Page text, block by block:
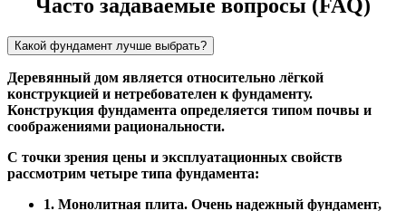
Часто задаваемые вопросы (FAQ)
Какой фундамент лучше выбрать?
Деревянный дом является относительно лёгкой
конструкцией и нетребователен к фундаменту.
Конструкция фундамента определяется типом почвы и
соображениями рациональности.
С точки зрения цены и эксплуатационных свойств
рассмотрим четыре типа фундамента:
1. Монолитная плита. Очень надежный фундамент,